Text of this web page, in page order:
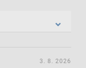
3. 8. 2026